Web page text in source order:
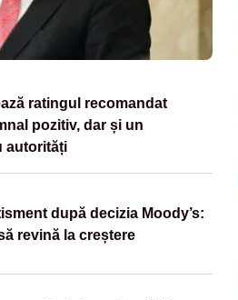
ratingul recomandat
pozitiv, dar și un
autorități
după decizia Moody’s:
revină la creștere